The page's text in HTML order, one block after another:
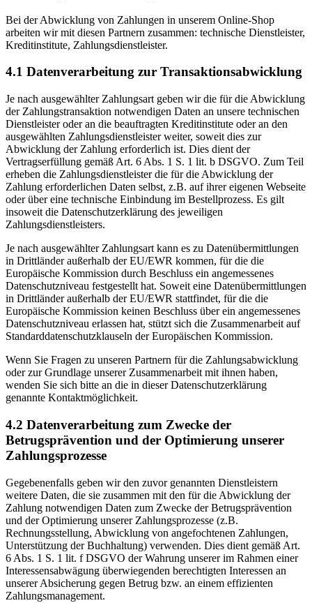
Bei der Abwicklung von Zahlungen in unserem Online-Shop
arbeiten wir mit diesen Partnern zusammen: technische Dienstleister,
Kreditinstitute, Zahlungsdienstleister.
4.1 Datenverarbeitung zur Transaktionsabwicklung
Je nach ausgewählter Zahlungsart geben wir die für die Abwicklung
der Zahlungstransaktion notwendigen Daten an unsere technischen
Dienstleister oder an die beauftragten Kreditinstitute oder an den
ausgewählten Zahlungsdienstleister weiter, soweit dies zur
Abwicklung der Zahlung erforderlich ist. Dies dient der
Vertragserfüllung gemäß Art. 6 Abs. 1 S. 1 lit. b DSGVO. Zum Teil
erheben die Zahlungsdienstleister die für die Abwicklung der
Zahlung erforderlichen Daten selbst, z.B. auf ihrer eigenen Webseite
oder über eine technische Einbindung im Bestellprozess. Es gilt
insoweit die Datenschutzerklärung des jeweiligen
Zahlungsdienstleisters.
Je nach ausgewählter Zahlungsart kann es zu Datenübermittlungen
in Drittländer außerhalb der EU/EWR kommen, für die die
Europäische Kommission durch Beschluss ein angemessenes
Datenschutzniveau festgestellt hat. Soweit eine Datenübermittlungen
in Drittländer außerhalb der EU/EWR stattfindet, für die die
Europäische Kommission keinen Beschluss über ein angemessenes
Datenschutzniveau erlassen hat, stützt sich die Zusammenarbeit auf
Standarddatenschutzklauseln der Europäischen Kommission.
Wenn Sie Fragen zu unseren Partnern für die Zahlungsabwicklung
oder zur Grundlage unserer Zusammenarbeit mit ihnen haben,
wenden Sie sich bitte an die in dieser Datenschutzerklärung
genannte Kontaktmöglichkeit.
4.2 Datenverarbeitung zum Zwecke der
Betrugsprävention und der Optimierung unserer
Zahlungsprozesse
Gegebenenfalls geben wir den zuvor genannten Dienstleistern
weitere Daten, die sie zusammen mit den für die Abwicklung der
Zahlung notwendigen Daten zum Zwecke der Betrugsprävention
und der Optimierung unserer Zahlungsprozesse (z.B.
Rechnungsstellung, Abwicklung von angefochtenen Zahlungen,
Unterstützung der Buchhaltung) verwenden. Dies dient gemäß Art.
6 Abs. 1 S. 1 lit. f DSGVO der Wahrung unserer im Rahmen einer
Interessensabwägung überwiegenden berechtigten Interessen an
unserer Absicherung gegen Betrug bzw. an einem effizienten
Zahlungsmanagement.